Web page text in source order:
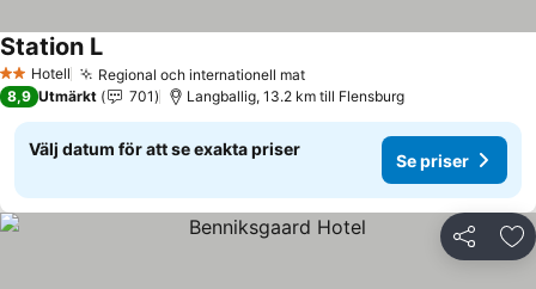
2 Stjärnor
Hotell Regional och internationell mat
Station L
8,9 Utmärkt 701 Langballig, 13.2 km till Flensburg
Välj datum för att se exakta priser
Se priser
Dela